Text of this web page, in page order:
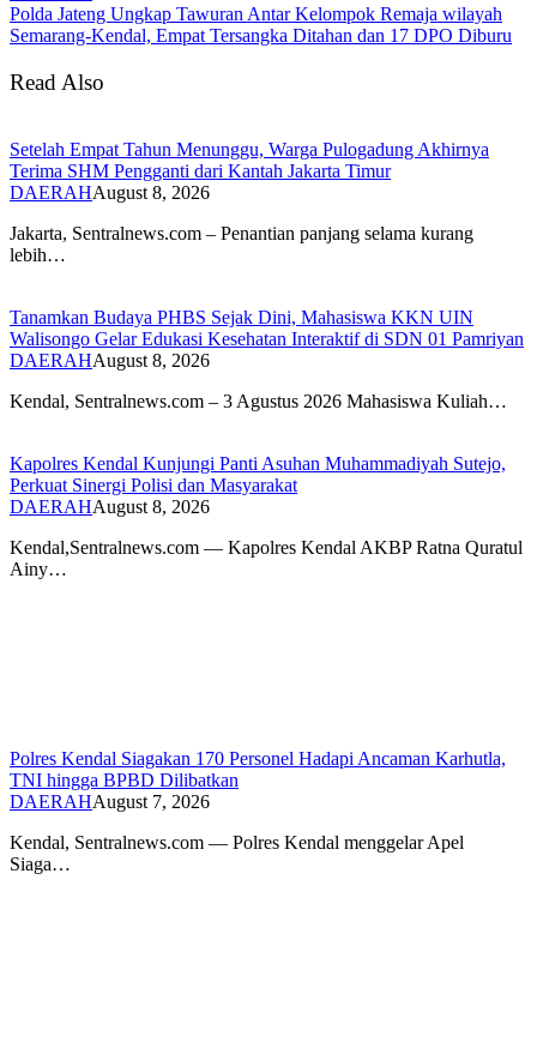
Polda Jateng Ungkap Tawuran Antar Kelompok Remaja wilayah
Semarang-Kendal, Empat Tersangka Ditahan dan 17 DPO Diburu
Read Also
Setelah Empat Tahun Menunggu, Warga Pulogadung Akhirnya
Terima SHM Pengganti dari Kantah Jakarta Timur
DAERAHAugust 8, 2026
Jakarta, Sentralnews.com – Penantian panjang selama kurang
lebih…
Tanamkan Budaya PHBS Sejak Dini, Mahasiswa KKN UIN
Walisongo Gelar Edukasi Kesehatan Interaktif di SDN 01 Pamriyan
DAERAHAugust 8, 2026
​Kendal, Sentralnews.com – 3 Agustus 2026 Mahasiswa Kuliah…
Kapolres Kendal Kunjungi Panti Asuhan Muhammadiyah Sutejo,
Perkuat Sinergi Polisi dan Masyarakat
DAERAHAugust 8, 2026
Kendal,Sentralnews.com — Kapolres Kendal AKBP Ratna Quratul
Ainy…
Polres Kendal Siagakan 170 Personel Hadapi Ancaman Karhutla,
TNI hingga BPBD Dilibatkan
DAERAHAugust 7, 2026
Kendal, Sentralnews.com — Polres Kendal menggelar Apel
Siaga…